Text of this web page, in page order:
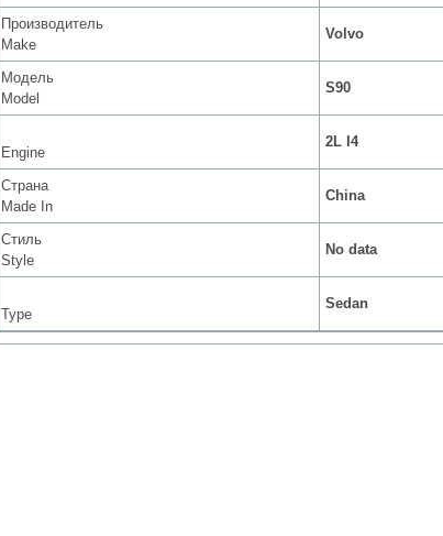
Производитель
Make
Volvo
Модель
Model
S90
Engine
2L I4
Страна
Made In
China
Стиль
Style
No data
Type
Sedan